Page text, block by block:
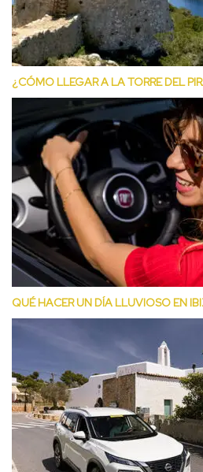
¿CÓMO LLEGAR A LA TORRE DEL
QUÉ HACER UN DÍA LLUVIOSO EN